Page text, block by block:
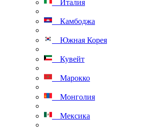
Италия
Камбоджа
Южная Корея
Кувейт
Марокко
Монголия
Мексика